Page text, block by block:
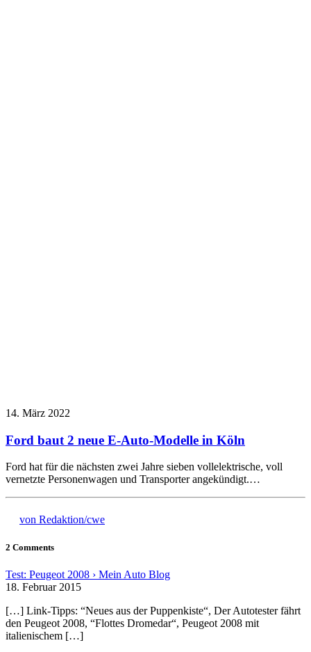
14. März 2022
Ford baut 2 neue E-Auto-Modelle in Köln
Ford hat für die nächsten zwei Jahre sieben vollelektrische, voll
vernetzte Personenwagen und Transporter angekündigt.…
von Redaktion/cwe
2 Comments
Test: Peugeot 2008 › Mein Auto Blog
18. Februar 2015
[…] Link-Tipps: “Neues aus der Puppenkiste“, Der Autotester fährt
den Peugeot 2008, “Flottes Dromedar“, Peugeot 2008 mit
italienischem […]